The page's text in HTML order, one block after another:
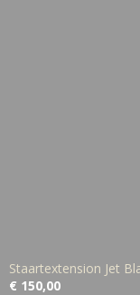
Staartextension Jet
€ 150,00